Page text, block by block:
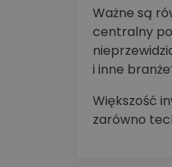
Ważne są
centralny
i inne
Większość
zarówno